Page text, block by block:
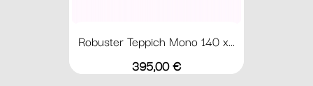
Robuster Teppich Mono 140 x...
Preis
395,00 €